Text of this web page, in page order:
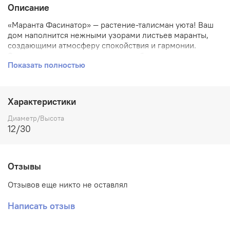
Описание
«Маранта Фасинатор» — растение-талисман уюта! Ваш
дом наполнится нежными узорами листьев маранты,
создающими атмосферу спокойствия и гармонии.
уход простой, а эффект поразительный! Добавьте
прямо на подоконнике вашего дома!
Показать полностью
Характеристики
Диаметр/Высота
12/30
Отзывы
Отзывов еще никто не оставлял
Написать отзыв